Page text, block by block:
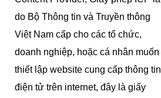
do Bộ Thông tin và Truyền thông
Việt Nam cấp cho các tổ chức,
doanh nghiệp, hoặc cá nhân muốn
thiết lập website cung cấp thông tin
điện tử trên internet, đây là giấy